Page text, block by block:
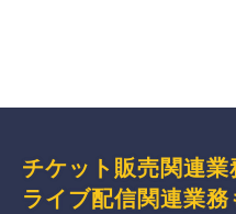
チケット販売関連業
ライブ配信関連業務